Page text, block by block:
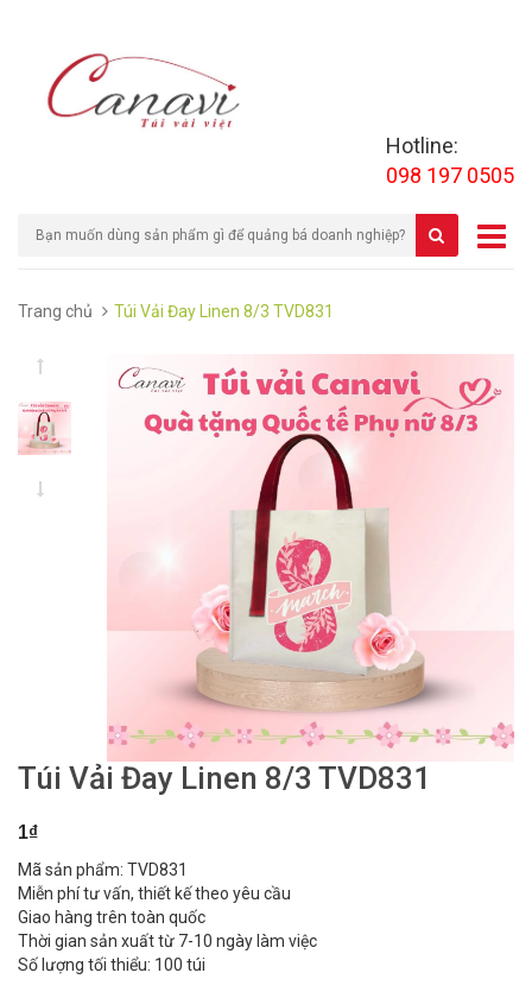
Hotline:
098 197 0505
Trang chủ Túi Vải Đay Linen 8/3 TVD831
Túi Vải Đay Linen 8/3 TVD831
1₫
Mã sản phẩm: TVD831
Miễn phí tư vấn, thiết kế theo yêu cầu
Giao hàng trên toàn quốc
Thời gian sản xuất từ 7-10 ngày làm việc
Số lượng tối thiểu: 100 túi